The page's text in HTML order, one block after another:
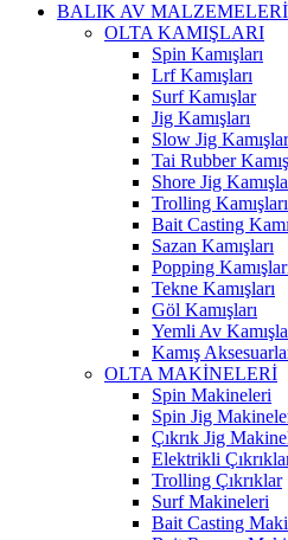
BALIK AV MALZEMELERİ
OLTA KAMIŞLARI
Spin Kamışları
Lrf Kamışları
Surf Kamışlar
Jig Kamışları
Slow Jig
Tai Rubber
Shore Jig
Trolling Kamışları
Bait Casting
Sazan Kamışları
Popping
Tekne Kamışları
Göl Kamışları
Yemli Av
Kamış
OLTA MAKİNELERİ
Spin Makineleri
Spin Jig
Çıkrık Jig
Elektrikli
Trolling Çıkrıklar
Surf Makineleri
Bait Casting